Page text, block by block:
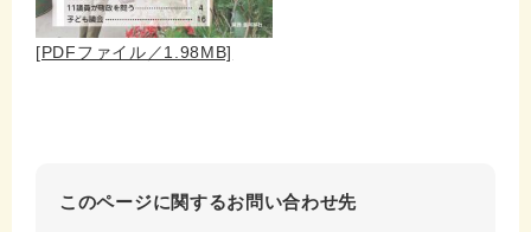
[PDFファイル／1.98MB]
このページに関するお問い合わせ先